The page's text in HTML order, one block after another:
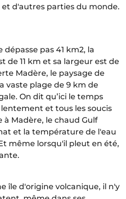
d'autres parties du monde.
pas 41 km2, la
de 11 km et sa largeur est de
Madère, le paysage de
vaste plage de 9 km de
On dit qu’ici le temps
lentement et tous les soucis
à Madère, le chaud Gulf
et la température de l'eau
même lorsqu'il pleut en été,
île d'origine volcanique, il n'y